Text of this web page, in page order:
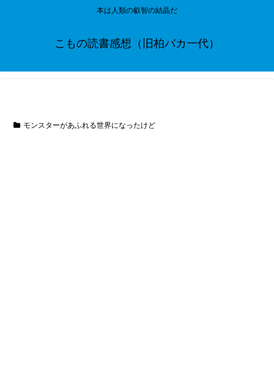
本は人類の叡智の結晶だ
こもの読書感想（旧柏バカ一代）
モンスターがあふれる世界になったけど